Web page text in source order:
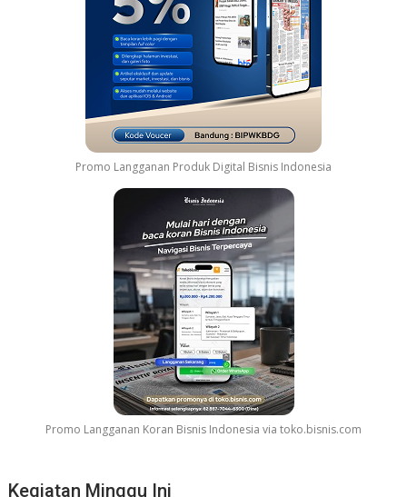
Promo Langganan Produk Digital Bisnis Indonesia
Promo Langganan Koran Bisnis Indonesia via toko.bisnis.com
Kegiatan Minggu Ini